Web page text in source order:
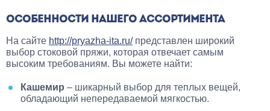
ОСОБЕННОСТИ НАШЕГО АССОРТИМЕНТА
На сайте http://pryazha-ita.ru/представлен широкий
выбор стоковой пряжи, которая отвечает самым
высоким требованиям. Вы можете найти:
Кашемир – шикарный выбор для теплых вещей,
обладающий непередаваемой мягкостью.